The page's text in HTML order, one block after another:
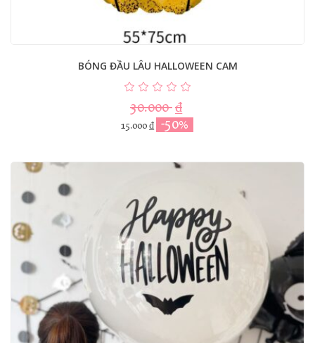
BÓNG ĐẦU LÂU HALLOWEEN CAM
30.000₫
15.000₫ -50%